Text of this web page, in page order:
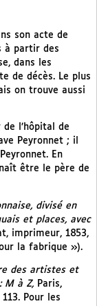
son acte de
à partir des
dans les
de décès. Le plus
on trouve aussi
de l’hôpital de
Peyronnet ; il
En
être le père de
divisé en
et places, avec
imprimeur, 1853,
la fabrique »).
des artistes et
M à Z, Paris,
Pour les